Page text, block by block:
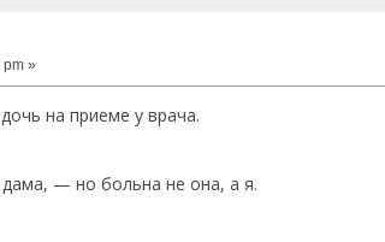
»
на приеме у врача.
— но больна не она, а я.